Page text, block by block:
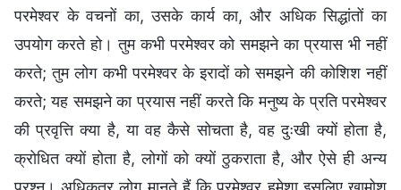
परमेश्वर के वचनों का, उसके कार्य का, और अधिक सिद्धांतों का
उपयोग करते हो। तुम कभी परमेश्वर को समझने का प्रयास भी नहीं
करते; तुम लोग कभी परमेश्वर के इरादों को समझने की कोशिश नहीं
करते; यह समझने का प्रयास नहीं करते कि मनुष्य के प्रति परमेश्वर
की प्रवृत्ति क्या है, या वह कैसे सोचता है, वह दुःखी क्यों होता है,
क्रोधित क्यों होता है, लोगों को क्यों ठुकराता है, और ऐसे ही अन्य